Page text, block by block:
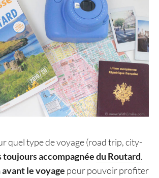
quel type de voyage (road trip, city-
toujours accompagnéedu Routard.
avant le voyage pour pouvoir profiter